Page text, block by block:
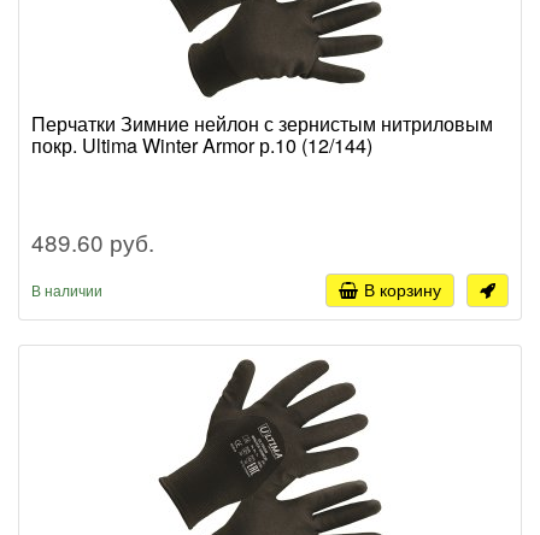
Перчатки Зимние нейлон с зернистым нитриловым
покр. Ultima Winter Armor р.10 (12/144)
489.60 руб.
В наличии В корзину